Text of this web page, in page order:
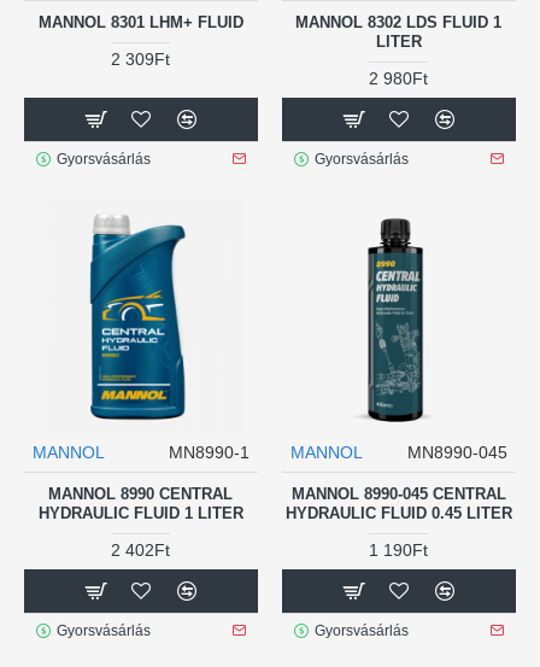
MANNOL 8301 LHM+ FLUID
2 309Ft
Gyorsvásárlás
MANNOL 8302 LDS FLUID 1
LITER
2 980Ft
Gyorsvásárlás
MANNOL MN8990-1
MANNOL 8990 CENTRAL
HYDRAULIC FLUID 1 LITER
2 402Ft
Gyorsvásárlás
MANNOL MN8990-045
MANNOL 8990-045 CENTRAL
HYDRAULIC FLUID 0.45 LITER
1 190Ft
Gyorsvásárlás